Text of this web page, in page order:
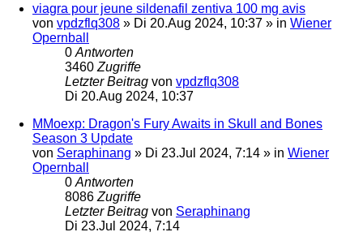
viagra pour jeune sildenafil zentiva 100 mg avis
von vpdzflq308 » Di 20.Aug 2024, 10:37 » in Wiener
Opernball
0 Antworten
3460 Zugriffe
Letzter Beitrag von vpdzflq308
Di 20.Aug 2024, 10:37
MMoexp: Dragon's Fury Awaits in Skull and Bones
Season 3 Update
von Seraphinang » Di 23.Jul 2024, 7:14 » in Wiener
Opernball
0 Antworten
8086 Zugriffe
Letzter Beitrag von Seraphinang
Di 23.Jul 2024, 7:14